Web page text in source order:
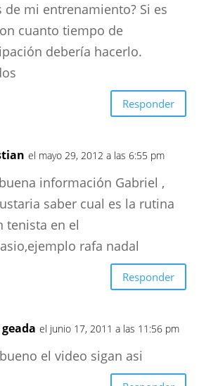
de mi entrenamiento? Si es
cuanto tiempo de
debería hacerlo.
Responder
el mayo 29, 2012 a las 6:55 pm
información Gabriel ,
saber cual es la rutina
tenista en el
rafa nadal
Responder
el junio 17, 2011 a las 11:56 pm
el video sigan asi